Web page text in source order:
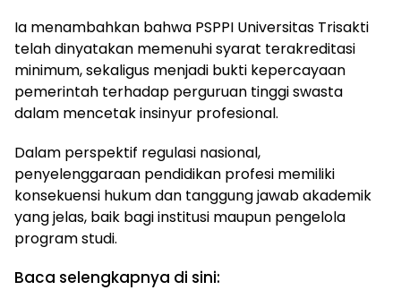
Ia menambahkan bahwa PSPPI Universitas Trisakti
telah dinyatakan memenuhi syarat terakreditasi
minimum, sekaligus menjadi bukti kepercayaan
pemerintah terhadap perguruan tinggi swasta
dalam mencetak insinyur profesional.
Dalam perspektif regulasi nasional,
penyelenggaraan pendidikan profesi memiliki
konsekuensi hukum dan tanggung jawab akademik
yang jelas, baik bagi institusi maupun pengelola
program studi.
Baca selengkapnya di sini: